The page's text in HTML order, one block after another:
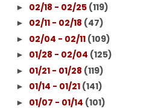
► 02/18 - 02/25 (119)
► 02/11 - 02/18 (47)
► 02/04 - 02/11 (109)
► 01/28 - 02/04 (125)
► 01/21 - 01/28 (119)
► 01/14 - 01/21 (141)
► 01/07 - 01/14 (101)